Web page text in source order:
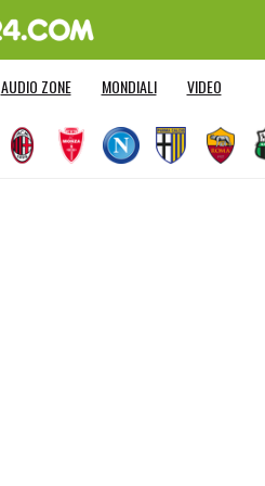
AUDIO ZONE MONDIALI VIDEO